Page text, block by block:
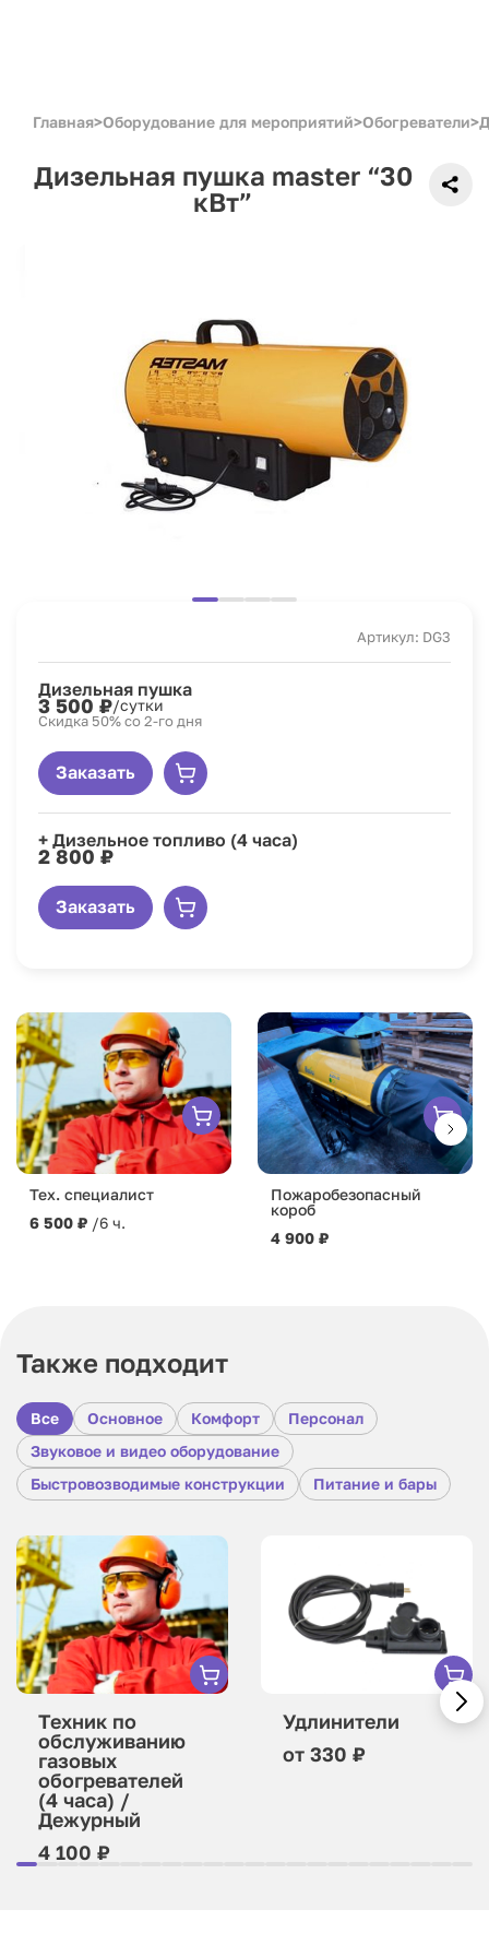
Главная>Оборудование для мероприятий>Обогреватели>
Дизельная пушка master “30
кВт”
Артикул: DG3
Дизельная пушка
3 500 ₽/сутки
Скидка 50% со 2-го дня
Заказать
+ Дизельное топливо (4 часа)
2 800 ₽
Заказать
Тех. специалист
6 500 ₽ /6 ч.
Пожаробезопасный
короб
4 900 ₽
Также подходит
Все Основное Комфорт
Персонал
Звуковое и видео оборудование
Быстровозводимые конструкции
Питание и бары
Техник по
обслуживанию
газовых
обогревателей
(4 часа) /
Дежурный
4 100 ₽
Удлинители
от 330 ₽